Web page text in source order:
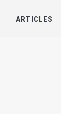
ARTICLES